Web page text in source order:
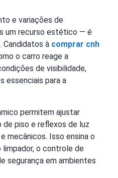
e variações de
um recurso estético — é
Candidatos à comprar cnh
o carro reage a
de visibilidade,
essenciais para a
permitem ajustar
de piso e reflexos de luz
mecânicos. Isso ensina o
limpador, o controle de
segurança em ambientes